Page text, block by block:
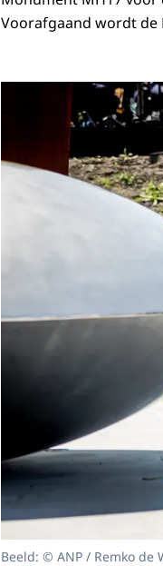
Voorafgaand wordt de
Beeld: © ANP / Remko de